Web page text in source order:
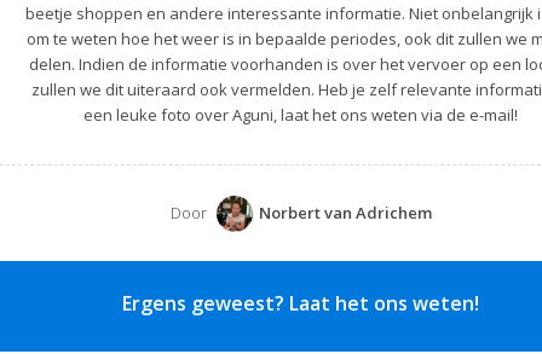
beetje shoppen en andere interessante informatie. Niet onbelangrijk
om te weten hoe het weer is in bepaalde periodes, ook dit zullen we
delen. Indien de informatie voorhanden is over het vervoer op een
zullen we dit uiteraard ook vermelden. Heb je zelf relevante
een leuke foto over Aguni, laat het ons weten via de e-mail!
Door Norbert van Adrichem
Ergens geweest? Laat het ons weten!